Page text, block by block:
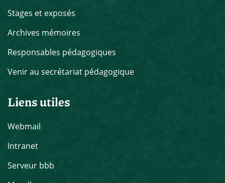
Stages et exposés
Archives mémoires
Responsables pédagogiques
Venir au secrétariat pédagogique
Liens utiles
Webmail
Intranet
Serveur bbb